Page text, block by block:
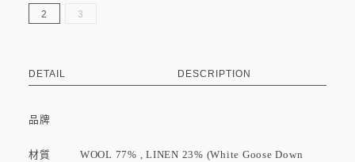
2 3
DETAIL DESCRIPTION
品牌
材質 WOOL 77% , LINEN 23% (White Goose Down